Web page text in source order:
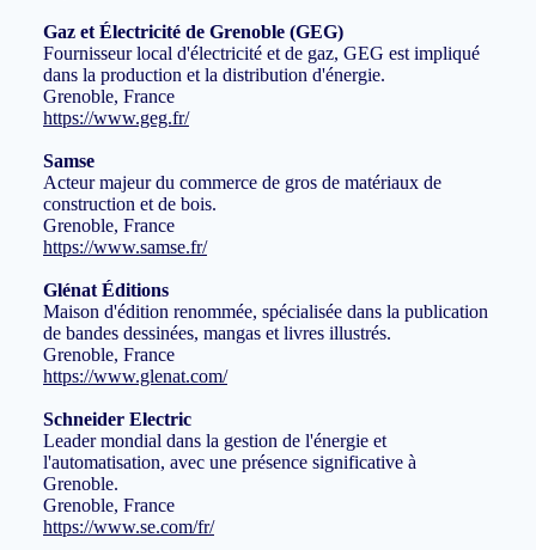
Gaz et Électricité de Grenoble (GEG)
Fournisseur local d'électricité et de gaz, GEG est impliqué
dans la production et la distribution d'énergie.
Grenoble, France
https://www.geg.fr/
Samse
Acteur majeur du commerce de gros de matériaux de
construction et de bois.
Grenoble, France
https://www.samse.fr/
Glénat Éditions
Maison d'édition renommée, spécialisée dans la publication
de bandes dessinées, mangas et livres illustrés.
Grenoble, France
https://www.glenat.com/
Schneider Electric
Leader mondial dans la gestion de l'énergie et
l'automatisation, avec une présence significative à
Grenoble.
Grenoble, France
https://www.se.com/fr/